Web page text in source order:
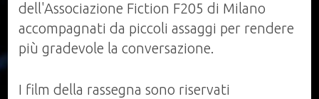
dell'Associazione Fiction F205 di Milano
accompagnati da piccoli assaggi per rendere
più gradevole la conversazione.
I film della rassegna sono riservati